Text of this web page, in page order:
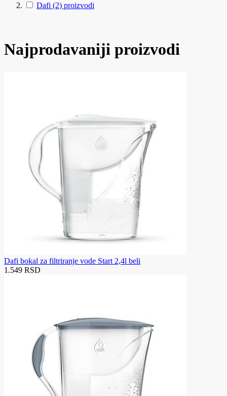
Dafi (2) proizvodi
Najprodavaniji proizvodi
Dafi bokal za filtriranje vode Start 2,4l beli
1.549 RSD